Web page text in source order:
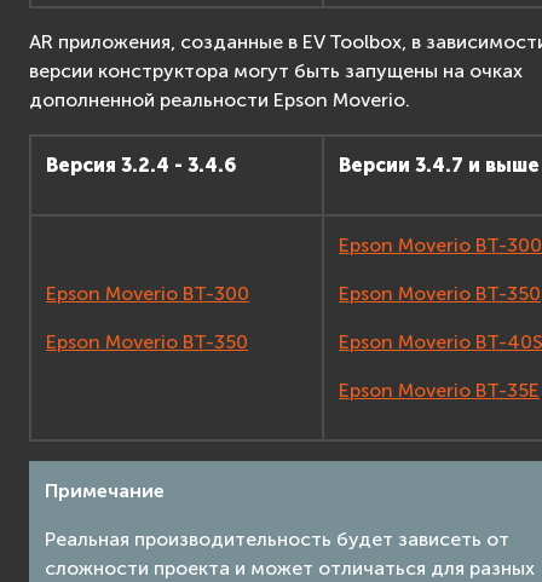
AR приложения, созданные в EV Toolbox, в
версии конструктора могут быть запущены на очках
дополненной реальности Epson Moverio.
Версия 3.2.4 - 3.4.6 Версии 3.4.7 и выше
Epson Moverio BT-300
Epson Moverio BT-350
Epson Moverio BT-300
Epson Moverio BT-350
Epson Moverio BT-40S
Epson Moverio BT-35E
Примечание
Реальная производительность будет зависеть от
сложности проекта и может отличаться для разных